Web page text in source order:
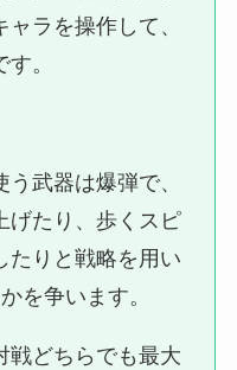
ラを操作して、
。
武器は爆弾で、
げたり、歩くスピ
たりと戦略を用い
を争います。
戦どちらでも最大